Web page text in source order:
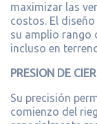
maximizar las
costos. El
su amplio rango
incluso en
PRESION DE
Su precisión
comienzo del